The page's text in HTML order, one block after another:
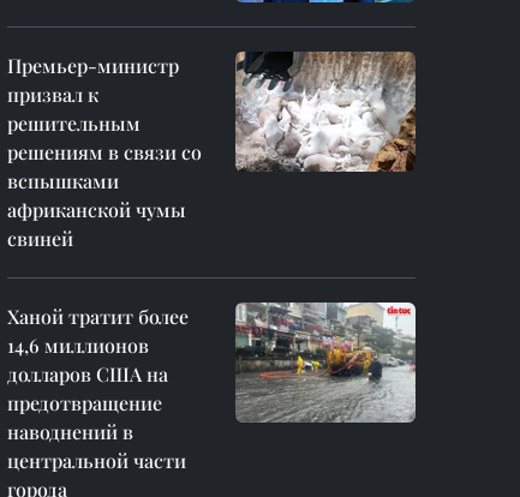
Премьер-министр
призвал к
решительным
решениям в связи со
вспышками
африканской чумы
свиней
Ханой тратит более
14,6 миллионов
долларов США на
предотвращение
наводнений в
центральной части
города